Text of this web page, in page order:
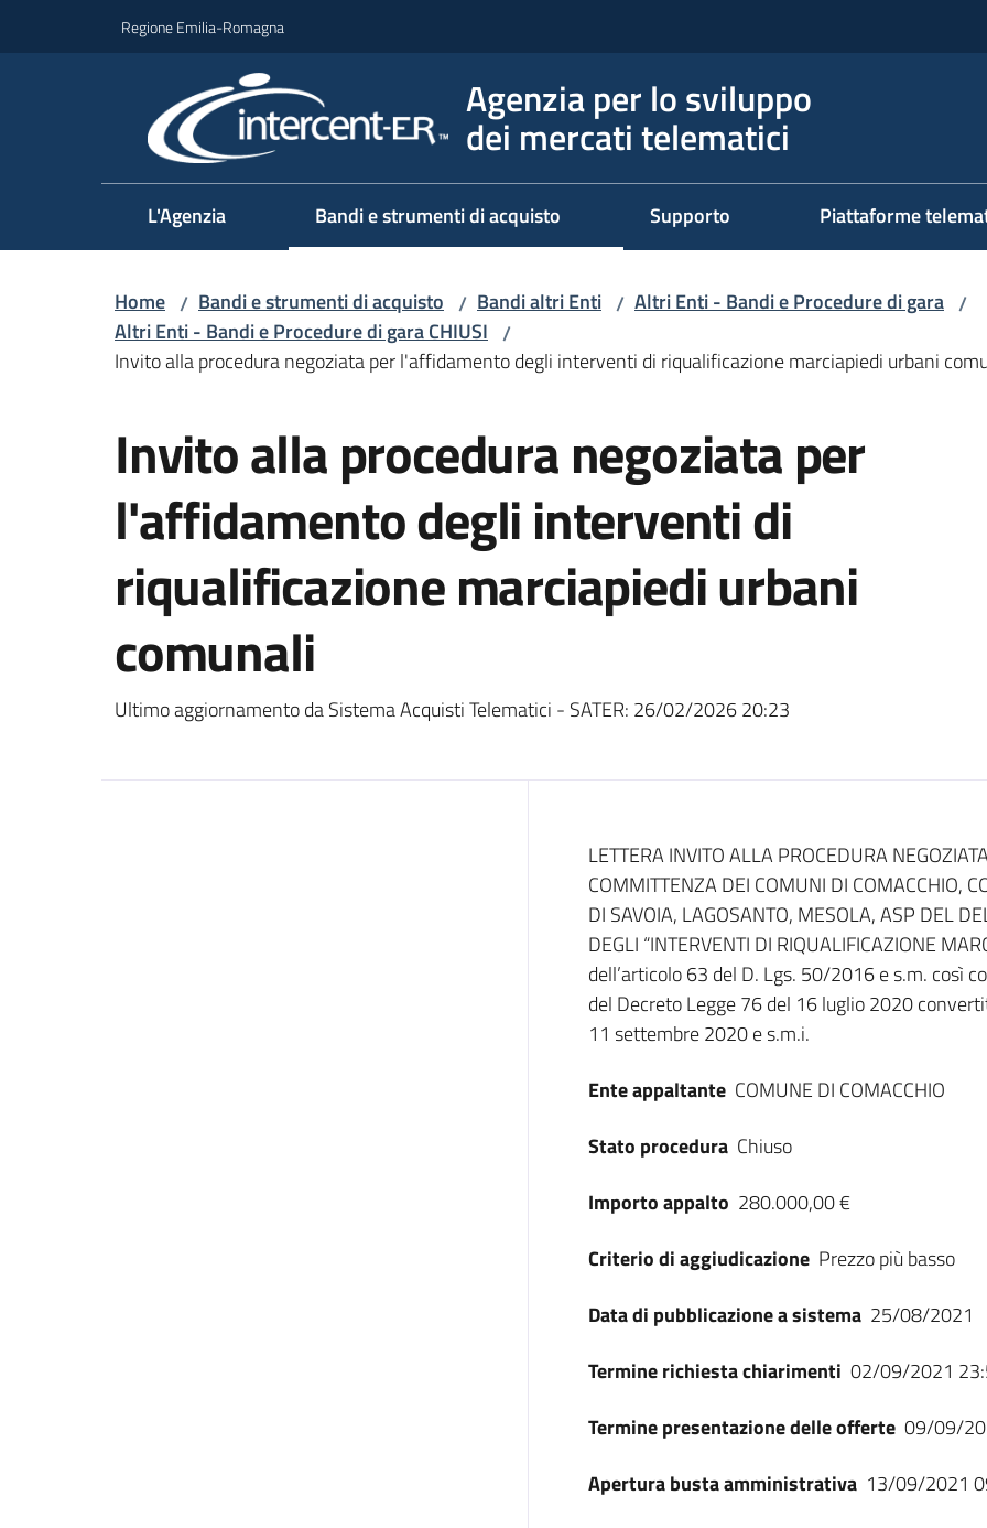
Regione Emilia-Romagna
Agenzia per lo sviluppo
dei mercati telematici
L'Agenzia Bandi e strumenti di acquisto Supporto Piattaforme
Home / Bandi e strumenti di acquisto / Bandi altri Enti / Altri Enti - Bandi e Procedure di gara /
Altri Enti - Bandi e Procedure di gara CHIUSI /
Invito alla procedura negoziata per l'affidamento degli interventi di riqualificazione marciapiedi urbani
Invito alla procedura negoziata per
l'affidamento degli interventi di
riqualificazione marciapiedi urbani
comunali
Ultimo aggiornamento da Sistema Acquisti Telematici - SATER: 26/02/2026 20:23
Dati del bando
LETTERA INVITO ALLA PROCEDURA
COMMITTENZA DEI COMUNI DI COMACCHIO,
DI SAVOIA, LAGOSANTO, MESOLA, ASP DEL
DEGLI “INTERVENTI DI RIQUALIFICAZIONE
dell’articolo 63 del D. Lgs. 50/2016 e s.m. così
del Decreto Legge 76 del 16 luglio 2020
11 settembre 2020 e s.m.i.
Ente appaltante COMUNE DI COMACCHIO
Stato procedura Chiuso
Importo appalto 280.000,00 €
Criterio di aggiudicazione Prezzo più basso
Data di pubblicazione a sistema 25/08/2021
Termine richiesta chiarimenti 02/09/2021
Termine presentazione delle offerte 09/09/
Apertura busta amministrativa 13/09/2021